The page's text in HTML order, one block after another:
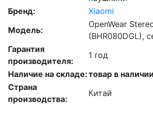
Бренд:
Xiaomi
Модель:
OpenWear
(BHR080DGL),
Гарантия
производителя:
1 год
Наличие на складе:товар в наличии
Страна
производства:
Китай